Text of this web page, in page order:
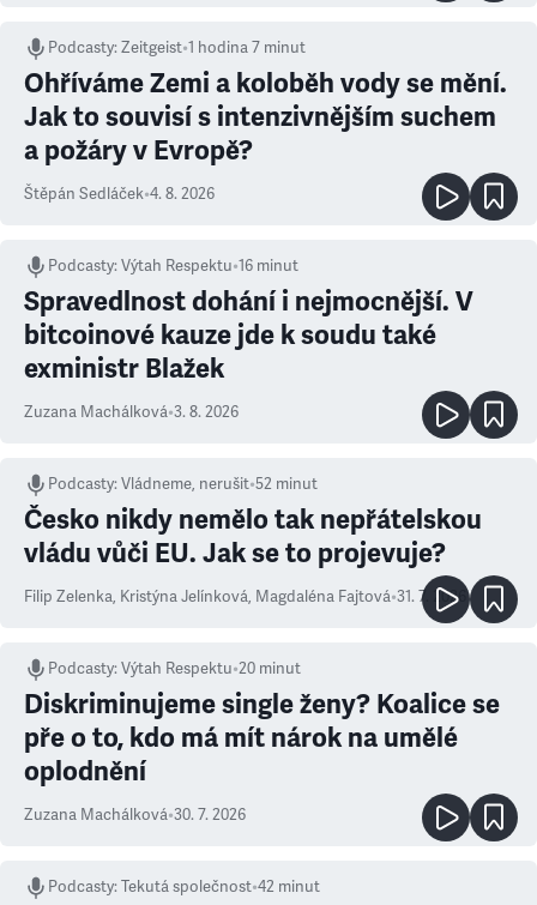
Podcasty:Zeitgeist•1 hodina 7 minut
Ohříváme Zemi a koloběh vody se mění.
Jak to souvisí s intenzivnějším suchem
a požáry v Evropě?
Štěpán Sedláček•4. 8. 2026
Podcasty:Výtah Respektu•16 minut
Spravedlnost dohání i nejmocnější. V
bitcoinové kauze jde k soudu také
exministr Blažek
Zuzana Machálková•3. 8. 2026
Podcasty:Vládneme, nerušit•52 minut
Česko nikdy nemělo tak nepřátelskou
vládu vůči EU. Jak se to projevuje?
Filip Zelenka, Kristýna Jelínková, Magdaléna Fajtová•31. 7. 2026
Podcasty:Výtah Respektu•20 minut
Diskriminujeme single ženy? Koalice se
pře o to, kdo má mít nárok na umělé
oplodnění
Zuzana Machálková•30. 7. 2026
Podcasty:Tekutá společnost•42 minut